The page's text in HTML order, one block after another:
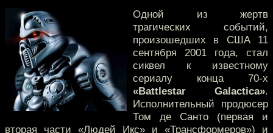
Одной из жертв
трагических событий,
произошедших в США 11
сентября 2001 года, стал
сиквел к известному
сериалу конца 70-х
«Battlestar Galactica».
Исполнительный продюсер
Том де Санто (первая и
вторая части «Людей Икс» и «Трансформеров») и